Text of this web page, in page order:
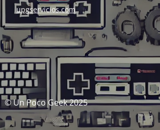
upgservicios.com
© Un Poco Geek 2025